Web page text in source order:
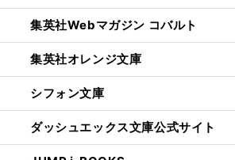
集英社Webマガジン コバルト
集英社オレンジ文庫
シフォン文庫
ダッシュエックス文庫公式サイト